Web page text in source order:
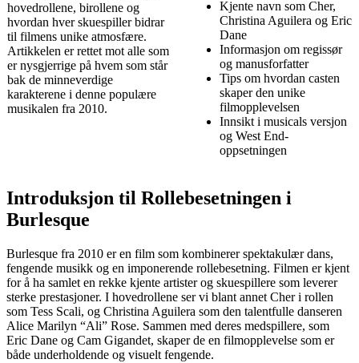
hovedrollene, birollene og
hvordan hver skuespiller bidrar
til filmens unike atmosfære.
Artikkelen er rettet mot alle som
er nysgjerrige på hvem som står
bak de minneverdige
karakterene i denne populære
musikalen fra 2010.
Kjente navn som Cher,
Christina Aguilera og Eric
Dane
Informasjon om regissør
og manusforfatter
Tips om hvordan casten
skaper den unike
filmopplevelsen
Innsikt i musicals versjon
og West End-
oppsetningen
Introduksjon til Rollebesetningen i
Burlesque
Burlesque fra 2010 er en film som kombinerer spektakulær dans,
fengende musikk og en imponerende rollebesetning. Filmen er kjent
for å ha samlet en rekke kjente artister og skuespillere som leverer
sterke prestasjoner. I hovedrollene ser vi blant annet Cher i rollen
som Tess Scali, og Christina Aguilera som den talentfulle danseren
Alice Marilyn “Ali” Rose. Sammen med deres medspillere, som
Eric Dane og Cam Gigandet, skaper de en filmopplevelse som er
både underholdende og visuelt fengende.